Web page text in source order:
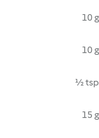
10 g
10 g
½ tsp
15 g